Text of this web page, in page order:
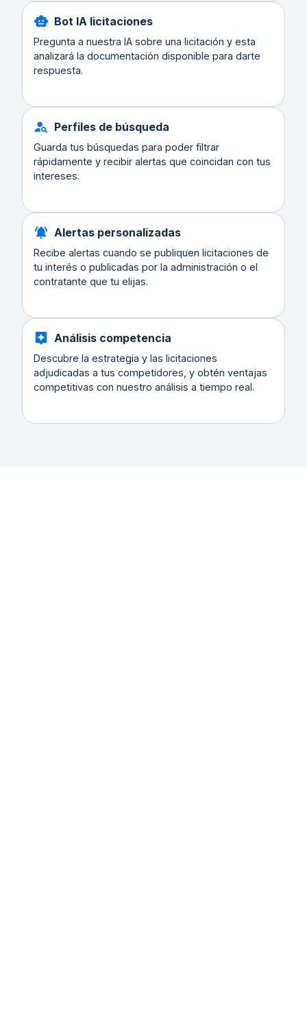
Bot IA licitaciones
Pregunta a nuestra IA sobre una licitación y esta
analizará la documentación disponible para darte
respuesta.
Perfiles de búsqueda
Guarda tus búsquedas para poder filtrar
rápidamente y recibir alertas que coincidan con tus
intereses.
Alertas personalizadas
Recibe alertas cuando se publiquen licitaciones de
tu interés o publicadas por la administración o el
contratante que tu elijas.
Análisis competencia
Descubre la estrategia y las licitaciones
adjudicadas a tus competidores, y obtén ventajas
competitivas con nuestro análisis a tiempo real.